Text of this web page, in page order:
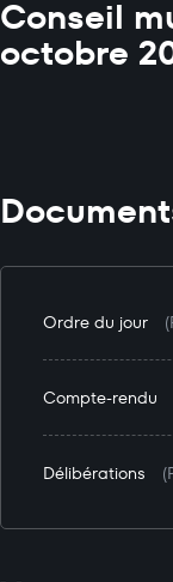
Conseil
octobre
Ordre du jour
Compte-rendu
Délibérations